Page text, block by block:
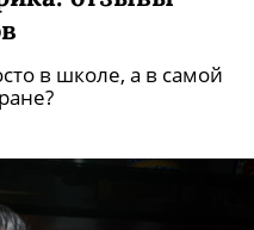
отзывы
в школе, а в самой